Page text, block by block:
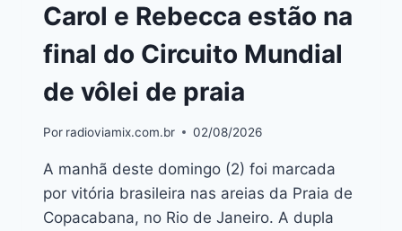
Carol e Rebecca estão na
final do Circuito Mundial
de vôlei de praia
Por radioviamix.com.br 02/08/2026
A manhã deste domingo (2) foi marcada
por vitória brasileira nas areias da Praia de
Copacabana, no Rio de Janeiro. A dupla